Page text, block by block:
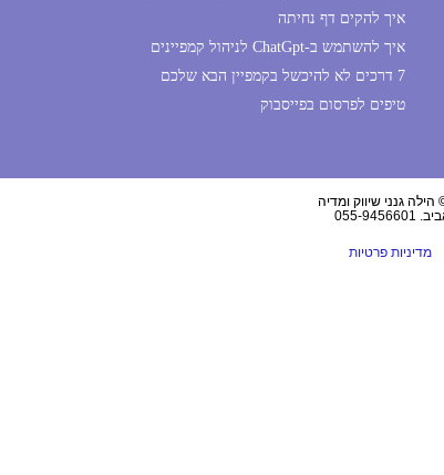
איך להקים דף נחיתה
איך להשתמש ב-ChatGpt לניהול קמפיינים
7 דרכים לא להיכשל בקמפיין הבא שלכם
טיפים לפרסום בפייסבוק
מדיניות פרטיות